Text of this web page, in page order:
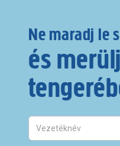
Ne maradj le
és